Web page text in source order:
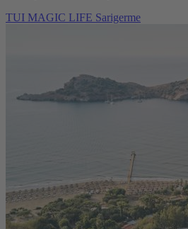
TUI MAGIC LIFE Sarigerme